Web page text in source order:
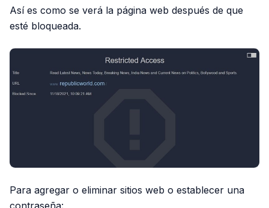
Así es como se verá la página web después de que
esté bloqueada.
Para agregar o eliminar sitios web o establecer una